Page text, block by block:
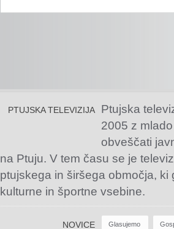
PTUJSKA TELEVIZIJA
Ptujska
2005 z
obveščati
na Ptuju. V tem času se je
ptujskega in širšega območja,
kulturne in športne vsebine.
NOVICE Glasujemo